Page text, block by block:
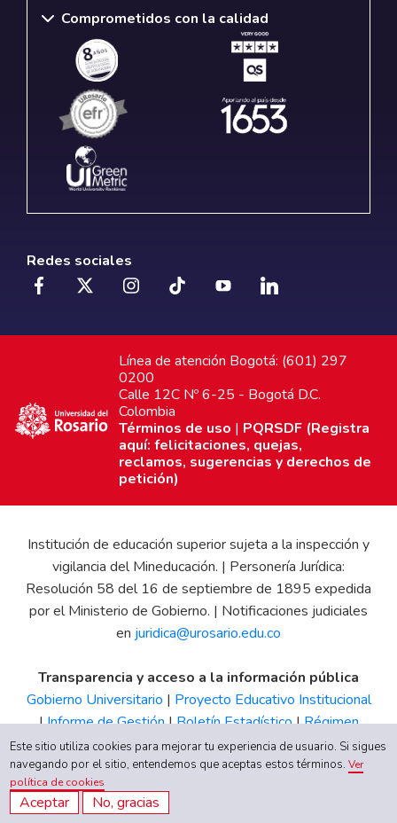
Comprometidos con la calidad
Redes sociales
Línea de atención Bogotá: (601) 297
0200
Calle 12C Nº 6-25 - Bogotá D.C.
Colombia
Términos de uso | PQRSDF (Registra
aquí: felicitaciones, quejas,
reclamos, sugerencias y derechos de
petición)
Institución de educación superior sujeta a la inspección y
vigilancia del Mineducación. | Personería Jurídica:
Resolución 58 del 16 de septiembre de 1895 expedida
por el Ministerio de Gobierno. | Notificaciones judiciales
en juridica@urosario.edu.co
Transparencia y acceso a la información pública
Gobierno Universitario | Proyecto Educativo Institucional
|Informe de Gestión|Boletín Estadístico|Régimen
Tributario|Estados Financieros |Código de Ética| Canal
de Integridad UR
Este sitio utiliza cookies para mejorar tu experiencia de usuario. Si sigues
navegando por el sitio, entendemos que aceptas estos términos.Ver
política de cookies
Aceptar No, gracias